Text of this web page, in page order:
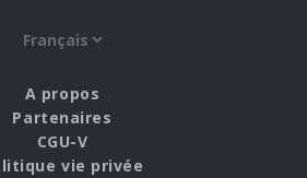
A propos
Partenaires
CGU-V
vie privée